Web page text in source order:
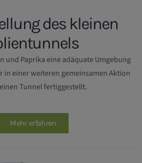
des kleinen
und Paprika eine adäquate Umgebung
in einer weiteren gemeinsamen Aktion
Tunnel fertiggestellt.
Mehr erfahren